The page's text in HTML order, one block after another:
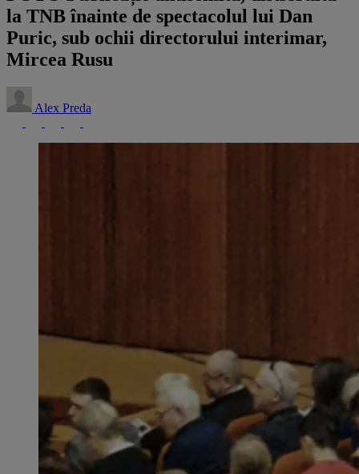
la TNB înainte de spectacolul lui Dan
Puric, sub ochii directorului interimar,
Mircea Rusu
Alex Preda